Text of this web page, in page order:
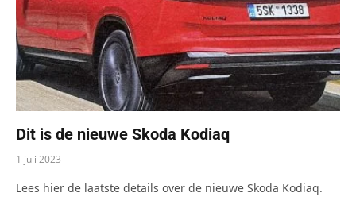
Dit is de nieuwe Skoda Kodiaq
1 juli 2023
Lees hier de laatste details over de nieuwe Skoda Kodiaq.